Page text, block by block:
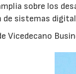
sobre los
de sistemas
Vicedecano